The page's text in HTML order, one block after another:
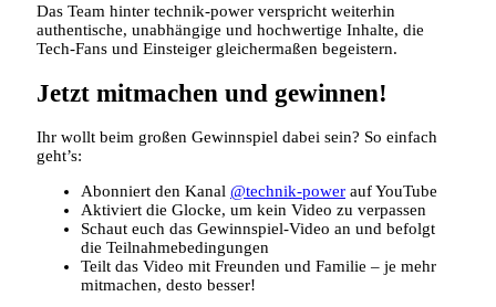
Das Team hinter technik-power verspricht weiterhin
authentische, unabhängige und hochwertige Inhalte, die
Tech-Fans und Einsteiger gleichermaßen begeistern.
Jetzt mitmachen und gewinnen!
Ihr wollt beim großen Gewinnspiel dabei sein? So einfach
geht’s:
Abonniert den Kanal @technik-power auf YouTube
Aktiviert die Glocke, um kein Video zu verpassen
Schaut euch das Gewinnspiel-Video an und befolgt
die Teilnahmebedingungen
Teilt das Video mit Freunden und Familie – je mehr
mitmachen, desto besser!